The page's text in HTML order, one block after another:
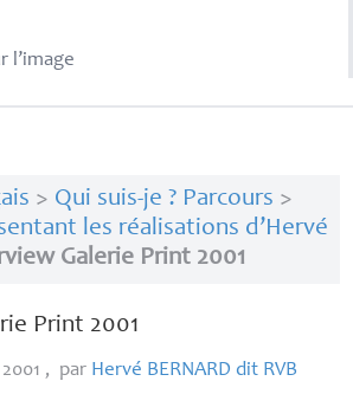
l’image
> Qui suis-je ? Parcours >
les réalisations d’Hervé
Galerie Print 2001
Print 2001
, par Hervé BERNARD dit RVB